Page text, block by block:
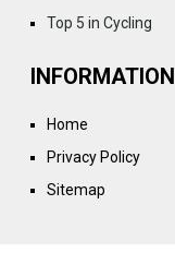
Top 5 in Cycling
INFORMATION
Home
Privacy Policy
Sitemap